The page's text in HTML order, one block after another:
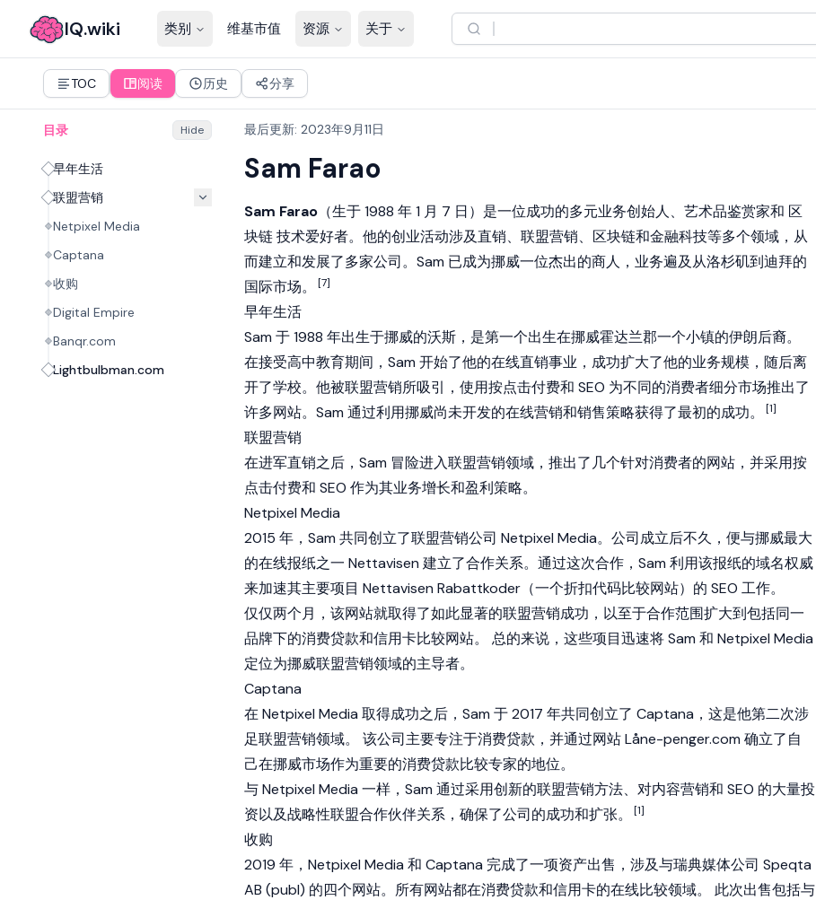
IQ.wiki 类别 维基市值 资源 关于
TOC 阅读 历史 分享
目录 Hide
早年生活
联盟营销
Netpixel Media
Captana
收购
Digital Empire
Banqr.com
Lightbulbman.com
最后更新: 2023年9月11日
Sam Farao
Sam Farao （生于 1988 年 1 月 7 日）是一位成功的多元业务创始人、艺术品鉴赏家和 区
块链技术爱好者。他的创业活动涉及直销、联盟营销、区块链和金融科技等多个领域，从
而建立和发展了多家公司。Sam 已成为挪威一位杰出的商人，业务遍及从洛杉矶到迪拜的
国际市场。
[7]
早年生活
Sam 于 1988 年出生于挪威的沃斯，是第一个出生在挪威霍达兰郡一个小镇的伊朗后裔。
在接受高中教育期间，Sam 开始了他的在线直销事业，成功扩大了他的业务规模，随后离
开了学校。他被联盟营销所吸引，使用按点击付费和 SEO 为不同的消费者细分市场推出了
许多网站。Sam 通过利用挪威尚未开发的在线营销和销售策略获得了最初的成功。
[1]
联盟营销
在进军直销之后，Sam 冒险进入联盟营销领域，推出了几个针对消费者的网站，并采用按
点击付费和 SEO 作为其业务增长和盈利策略。
Netpixel Media
2015 年，Sam 共同创立了联盟营销公司 Netpixel Media。公司成立后不久，便与挪威最大
的在线报纸之一 Nettavisen 建立了合作关系。通过这次合作，Sam 利用该报纸的域名权威
来加速其主要项目 Nettavisen Rabattkoder（一个折扣代码比较网站）的 SEO 工作。
仅仅两个月，该网站就取得了如此显著的联盟营销成功，以至于合作范围扩大到包括同一
品牌下的消费贷款和信用卡比较网站。 总的来说，这些项目迅速将 Sam 和 Netpixel Media
定位为挪威联盟营销领域的主导者。
Captana
在 Netpixel Media 取得成功之后，Sam 于 2017 年共同创立了 Captana，这是他第二次涉
足联盟营销领域。 该公司主要专注于消费贷款，并通过网站 Låne-penger.com 确立了自
己在挪威市场作为重要的消费贷款比较专家的地位。
与 Netpixel Media 一样，Sam 通过采用创新的联盟营销方法、对内容营销和 SEO 的大量投
资以及战略性联盟合作伙伴关系，确保了公司的成功和扩张。
[1]
收购
2019 年，Netpixel Media 和 Captana 完成了一项资产出售，涉及与瑞典媒体公司 Speqta
AB (publ) 的四个网站。所有网站都在消费贷款和信用卡的在线比较领域。 此次出售包括与